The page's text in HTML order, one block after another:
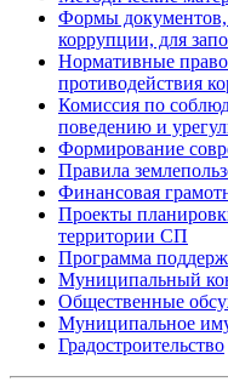
Формы документов,
коррупции, для
Нормативные
противодействия
Комиссия по
поведению и
Формирование
Правила
Финансовая
Проекты
территории СП
Программа
Муниципальный
Общественные
Муниципальное
Градостроительство